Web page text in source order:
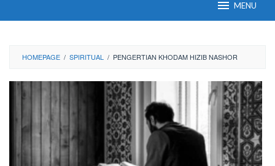
MENU
HOMEPAGE / SPIRITUAL / PENGERTIAN KHODAM HIZIB NASHOR